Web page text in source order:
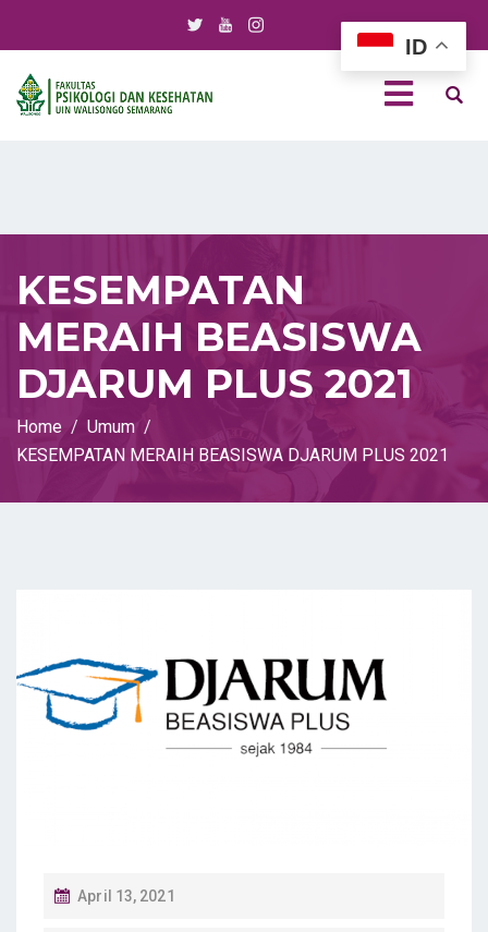
KESEMPATAN
MERAIH BEASISWA
DJARUM PLUS 2021
Home
Umum
KESEMPATAN MERAIH BEASISWA DJARUM PLUS 2021
P
April 13, 2021
ID